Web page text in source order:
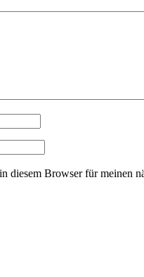
diesem Browser für meinen